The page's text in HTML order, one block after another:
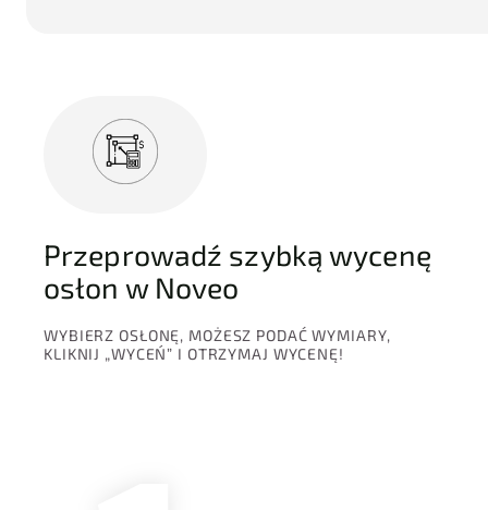
Przeprowadź szybką wycenę
osłon w Noveo
WYBIERZ OSŁONĘ, MOŻESZ PODAĆ WYMIARY,
KLIKNIJ „WYCEŃ” I OTRZYMAJ WYCENĘ!